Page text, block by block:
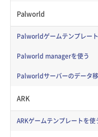
Palworld
Palworldゲームテンプレー
Palworld managerを使う
Palworldサーバーのデータ
ARK
ARKゲームテンプレートを使